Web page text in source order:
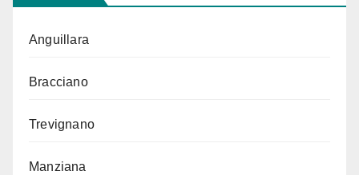
Anguillara
Bracciano
Trevignano
Manziana